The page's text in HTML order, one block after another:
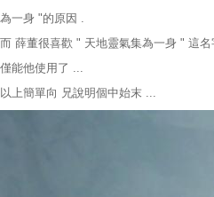
為一身 "的原因 .
而 薛董很喜歡 " 天地靈氣集為一身 " 這
僅能他使用了 ...
以上簡單向 兄說明個中始末 ...